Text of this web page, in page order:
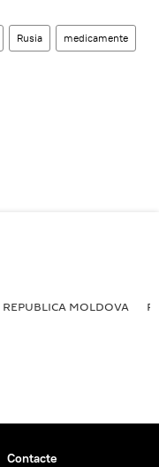
Rusia medicamente
REPUBLICA MOLDOVA
Contacte